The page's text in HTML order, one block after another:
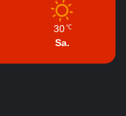
30 ℃
Sa.